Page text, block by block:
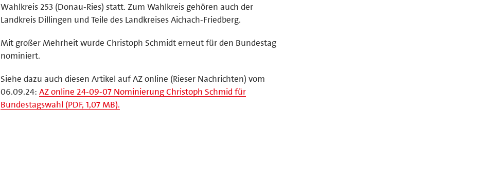
Wahlkreis 253 (Donau-Ries) statt. Zum Wahlkreis gehören auch der
Landkreis Dillingen und Teile des Landkreises Aichach-Friedberg.
Mit großer Mehrheit wurde Christoph Schmidt erneut für den Bundestag
nominiert.
Siehe dazu auch diesen Artikel auf AZ online (Rieser Nachrichten) vom
06.09.24: AZ online 24-09-07 Nominierung Christoph Schmid für
Bundestagswahl (PDF, 1,07 MB).